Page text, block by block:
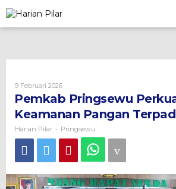
to
content
9 Februari 2026Oleh
Harian
Pilar
Pemkab Pringsewu
Keamanan Pangan
Harian Pilar - Pringsewu